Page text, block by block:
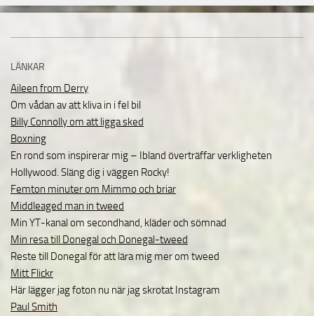
LÄNKAR
Aileen from Derry
Om vådan av att kliva in i fel bil
Billy Connolly om att ligga sked
Boxning
En rond som inspirerar mig – Ibland överträffar verkligheten
Hollywood. Släng dig i väggen Rocky!
Femton minuter om Mimmo och briar
Middleaged man in tweed
Min YT-kanal om secondhand, kläder och sömnad
Min resa till Donegal och Donegal-tweed
Reste till Donegal för att lära mig mer om tweed
Mitt Flickr
Här lägger jag foton nu när jag skrotat Instagram
Paul Smith